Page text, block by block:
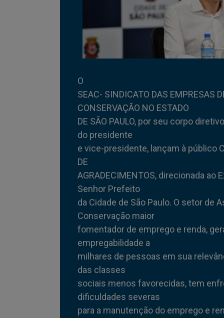
O
SEAC- SINDICATO DAS EMPRESAS
CONSERVAÇÃO NO ESTADO
DE SÃO PAULO, por seu corpo
do presidente
e vice-presidente, lançam à público
DE
AGRADECIMENTOS, direcionada ao
Senhor Prefeito
da Cidade de São Paulo. O setor de
Conservação maior
fomentador de emprego e renda,
empregabilidade a
milhares de pessoas em sua
das classes
sociais menos favorecidas, tem
dificuldades severas
para a manutenção do emprego e